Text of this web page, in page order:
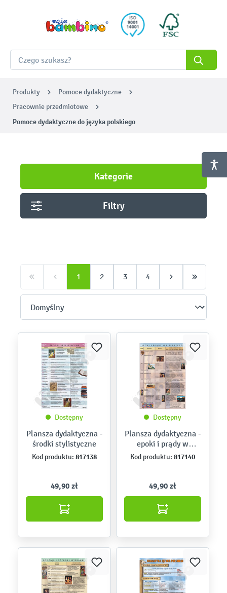
Produkty
Pomoce dydaktyczne
Pracownie przedmiotowe
Pomoce dydaktyczne do języka polskiego
Kategorie
Filtry
1 2 3 4
Dostępny
Plansza dydaktyczna -
środki stylistyczne
Kod produktu: 817138
49,90 zł
Dostępny
Plansza dydaktyczna -
epoki i prądy w
literaturze
Kod produktu: 817140
49,90 zł